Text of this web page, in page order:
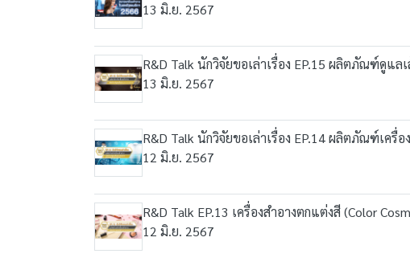
13 มิ.ย. 2567
R&D Talk นักวิจัยขอเล่าเรื่อง EP.15 ผลิตภัณฑ์ดูแล
13 มิ.ย. 2567
R&D Talk นักวิจัยขอเล่าเรื่อง EP.14 ผลิตภัณฑ์เค
12 มิ.ย. 2567
R&D Talk EP.13 เครื่องสำอางตกแต่งสี (Color
12 มิ.ย. 2567